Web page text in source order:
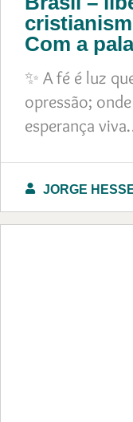
Com a
✨ A fé é luz
opressão;
esperança
JORGE